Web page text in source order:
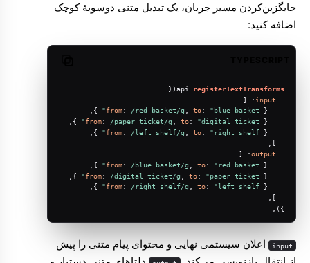
جایگزین‌کردن مسیر جریان، یک تبدیل متنی دوسویهٔ کوچک
اضافه کنید:
api. registerTextTransforms
({
input
: [
from: /red basket/g to: "blue basket"
},
from: /paper ticket/g to: "digital ticket"
},
from: /left shelf/g to: "right shelf"
},
output
: [
from: /blue basket/g to: "red basket"
},
from: /digital ticket/g to: "paper ticket"
},
from: /right shelf/g to: "left shelf"
},
});
input اعلان سیستمی نهایی و محتوای پیام متنی را پیش